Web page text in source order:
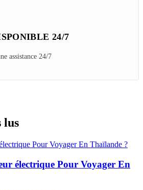
24/7
assistance 24/7
lus
électrique Pour Voyager En